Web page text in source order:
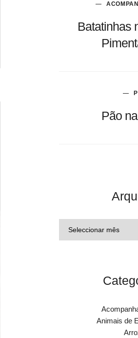
Batatinhas
Pão
Animais de